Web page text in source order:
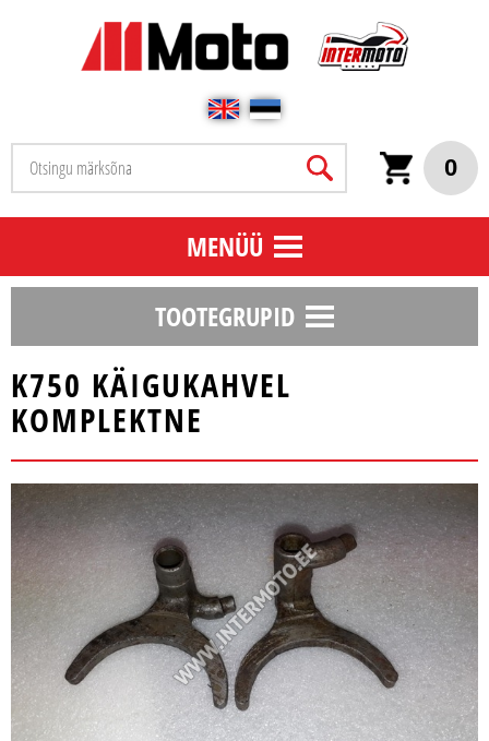
0
MENÜÜ
TOOTEGRUPID
K750 KÄIGUKAHVEL
KOMPLEKTNE